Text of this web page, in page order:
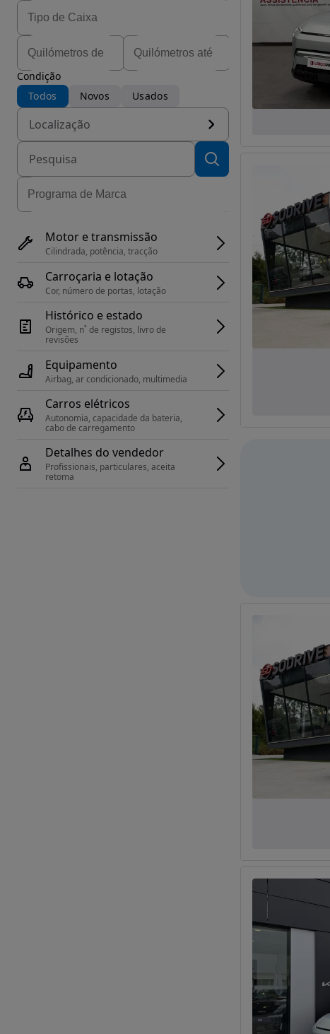
Condição
Todos
Novos Usados
Localização
Motor e transmissão
Cilindrada, potência, tracção
Carroçaria e lotação
Cor, número de portas, lotação
Histórico e estado
Origem, n˚ de registos, livro de
revisões
Equipamento
Airbag, ar condicionado, multimedia
Carros elétricos
Autonomia, capacidade da bateria,
cabo de carregamento
Detalhes do vendedor
Profissionais, particulares, aceita
retoma